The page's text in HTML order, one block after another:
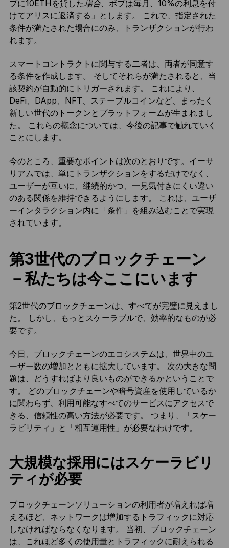
ブに10ETHを貸した場合、ボブは毎月、10%の利息を付
けてアリスに返済する」とします。 これで、指定された
条件が満たされた場合にのみ、トランザクションが行わ
れます。
スマートコントラクトに関与する二者は、両者が同意す
る条件を作成します。 そしてそれらが満たされると、当
該契約が自動的にトリガーされます。 これにより、
DeFi、DApp、NFT、ステーブルコインなど、まったく
新しい世代のトークンとプラットフォームが生まれまし
た。 これらの概念については、今後の記事で触れていく
ことにします。
今のところ、重要なポイントは次のとおりです。イーサ
リアムでは、単にトランザクションをするだけでなく、
ユーザーが互いに、継続的かつ、一見気付きにくい違い
のある関係を維持できるようにします。 これは、ユーザ
ーインタラクション内に「条件」を組み込むことで実現
されています。
第3世代のブロックチェーン
－私たちは今ここにいます
第2世代のブロックチェーンは、すべてが完璧に見えまし
た。 しかし、もっとスケーラブルで、効率的なものが必
要です。
今日、ブロックチェーンのエコシステムは、世界中のユ
ーザー数の増加とともに拡大しています。 次の大きな問
題は、どうすればより良いものができるかということで
す。 どのブロックチェーンや暗号資産を使用しているか
に関わらず、利用可能なすべてのサービスにアクセスで
きる、信頼性の高い方法が必要です。 つまり、「スケー
ラビリティ」と「相互運用性」が必要なわけです。
大規模な採用にはスケーラビリ
ティが必要
ブロックチェーンソリューションの利用者が増えれば増
えるほど、ネットワークは増加するトラフィックに対応
しなければならなくなります。 当初、ブロックチェーン
は、これほど多くの使用量とトラフィックに耐えられる